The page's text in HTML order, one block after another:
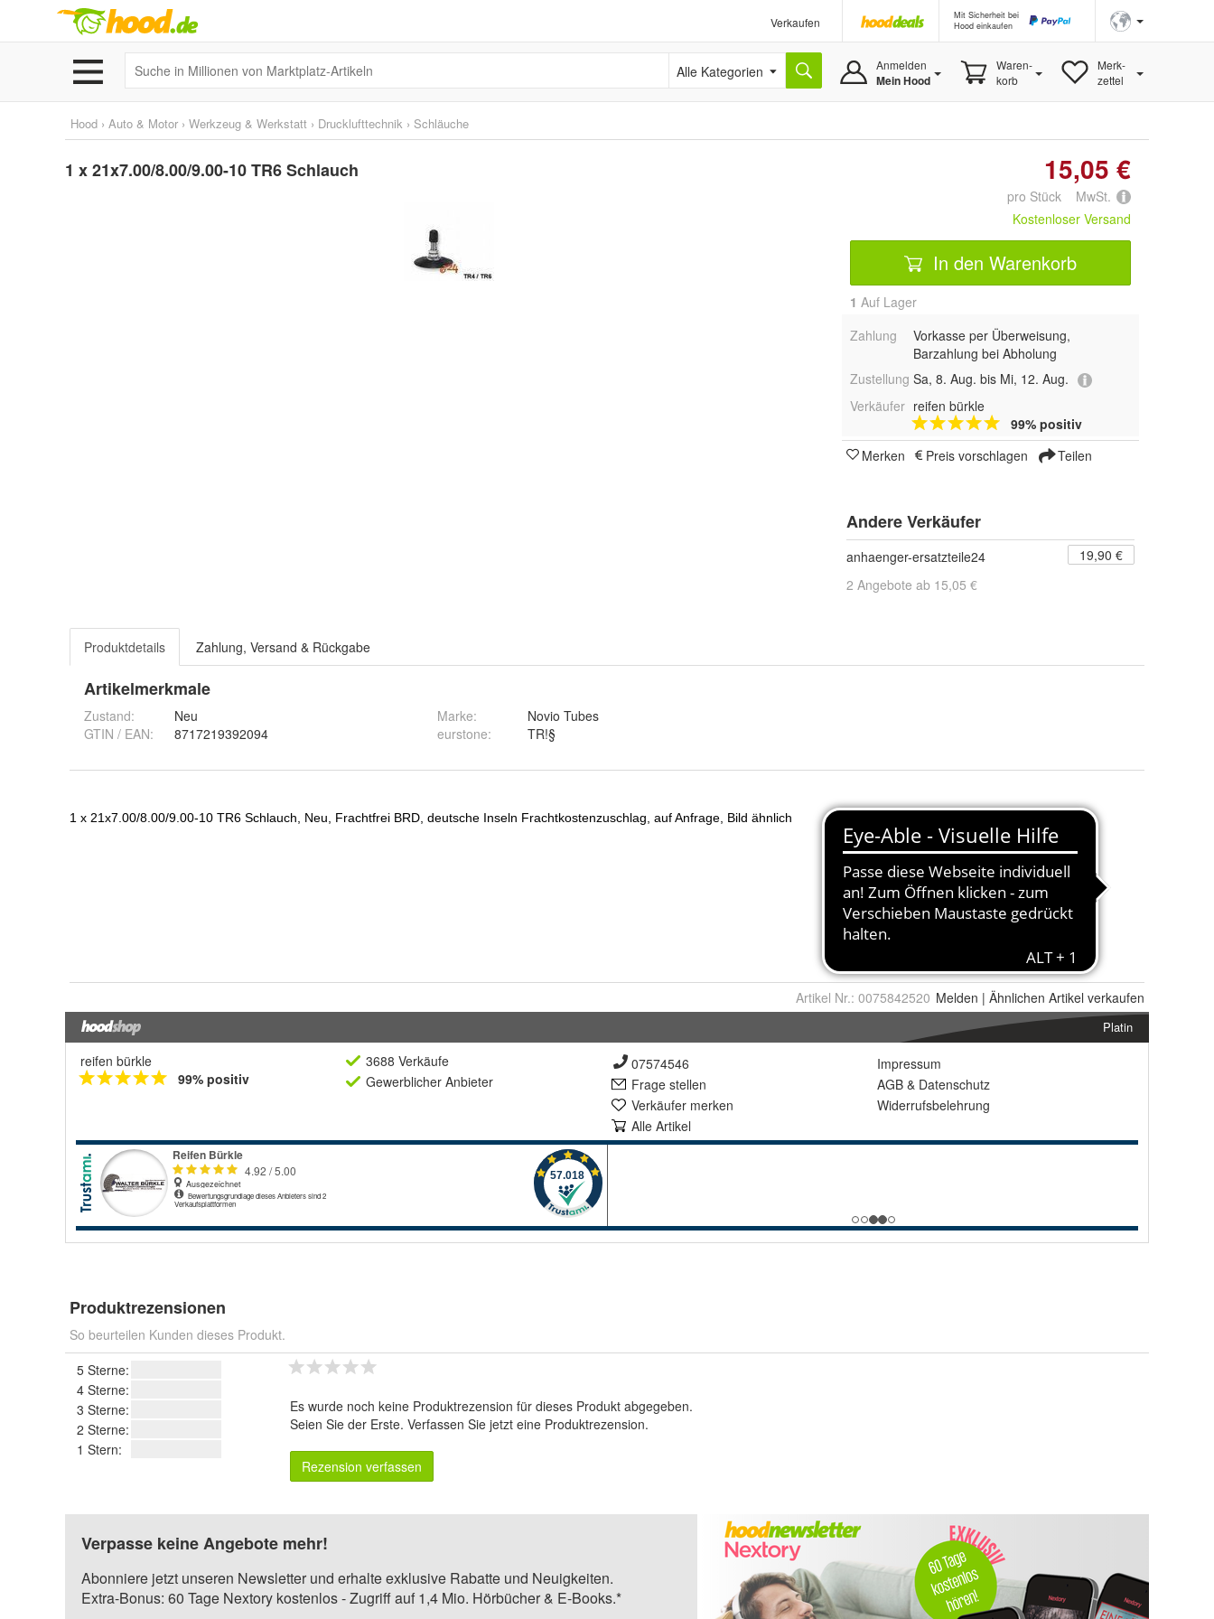
Verkaufen
Mit Sicherheit bei
Hood einkaufen
Alle Kategorien Anmelden
Mein Hood
Waren-
korb
Merk-
zettel
Hood › Auto & Motor › Werkzeug & Werkstatt › Drucklufttechnik › Schläuche
1 x 21x7.00/8.00/9.00-10 TR6 Schlauch 15,05 €
pro Stück MwSt.
Kostenloser Versand
In den Warenkorb
1 Auf Lager
Zahlung
Vorkasse per Überweisung,
Barzahlung bei Abholung
Zustellung Sa, 8. Aug. bis Mi, 12. Aug.
Verkäufer reifen bürkle
99% positiv
Merken
Preis vorschlagen Teilen
Andere Verkäufer
anhaenger-ersatzteile24
19,90 €
2 Angebote ab 15,05 €
Produktdetails Zahlung, Versand & Rückgabe
Artikelmerkmale
Zustand:
Neu
GTIN / EAN:
8717219392094
Marke:
Novio Tubes
eurstone: TR!§
Artikel Nr.: 0075842520 Melden | Ähnlichen Artikel verkaufen
Platin
reifen bürkle
99% positiv
3688 Verkäufe
Gewerblicher Anbieter
07574546
Frage stellen
Verkäufer merken
Alle Artikel
Impressum
AGB & Datenschutz
Widerrufsbelehrung
Produktrezensionen
So beurteilen Kunden dieses Produkt.
5 Sterne:
4 Sterne:
3 Sterne:
2 Sterne:
1 Stern:
Es wurde noch keine Produktrezension für dieses Produkt abgegeben.
Seien Sie der Erste. Verfassen Sie jetzt eine Produktrezension.
Rezension verfassen
Verpasse keine Angebote mehr!
Abonniere jetzt unseren Newsletter und erhalte exklusive Rabatte und Neuigkeiten.
Extra-Bonus: 60 Tage Nextory kostenlos - Zugriff auf 1,4 Mio. Hörbücher & E-Books.*